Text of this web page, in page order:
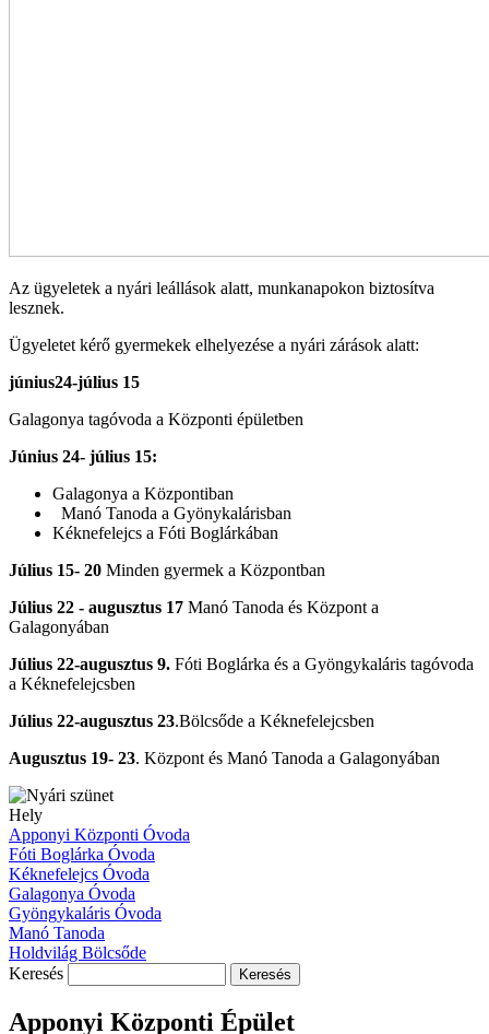
Az ügyeletek a nyári leállások alatt, munkanapokon biztosítva
lesznek.
Ügyeletet kérő gyermekek elhelyezése a nyári zárások alatt:
június24-július 15
Galagonya tagóvoda a Központi épületben
Június 24- július 15:
Galagonya a Központiban
Manó Tanoda a Gyönykalárisban
Kéknefelejcs a Fóti Boglárkában
Július 15- 20 Minden gyermek a Központban
Július 22 - augusztus 17 Manó Tanoda és Központ a
Galagonyában
Július 22-augusztus 9. Fóti Boglárka és a Gyöngykaláris tagóvoda
a Kéknefelejcsben
Július 22-augusztus 23.Bölcsőde a Kéknefelejcsben
Augusztus 19- 23. Központ és Manó Tanoda a Galagonyában
Hely
Apponyi Központi Óvoda
Fóti Boglárka Óvoda
Kéknefelejcs Óvoda
Galagonya Óvoda
Gyöngykaláris Óvoda
Manó Tanoda
Holdvilág Bölcsőde
Keresés
Apponyi Központi Épület